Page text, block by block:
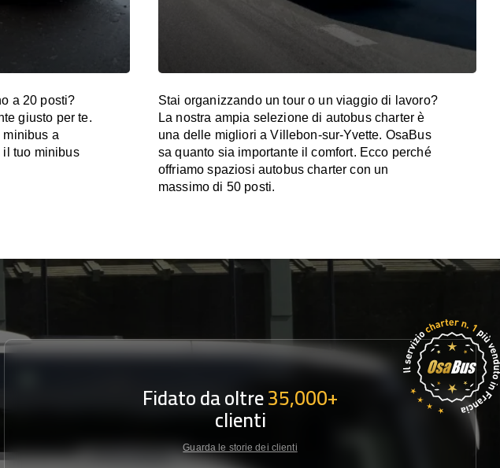
a 20 posti?
giusto per te.
a
il tuo minibus
Stai organizzando un tour o un viaggio di lavoro?
La nostra ampia selezione di autobus charter è
una delle migliori a Villebon-sur-Yvette. OsaBus
sa quanto sia importante il comfort. Ecco perché
offriamo spaziosi autobus charter con un
massimo di 50 posti.
Fidato da oltre35,000+
clienti
Guarda le storie dei clienti